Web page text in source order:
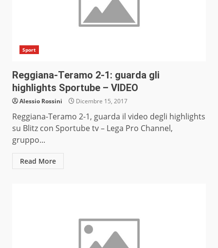
Sport
Reggiana-Teramo 2-1: guarda gli
highlights Sportube – VIDEO
Alessio Rossini Dicembre 15, 2017
Reggiana-Teramo 2-1, guarda il video degli highlights
su Blitz con Sportube tv – Lega Pro Channel,
gruppo...
Read More